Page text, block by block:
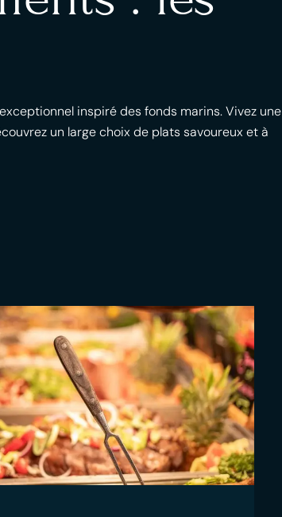
inspiré des fonds marins. Vivez une
un large choix de plats savoureux et à